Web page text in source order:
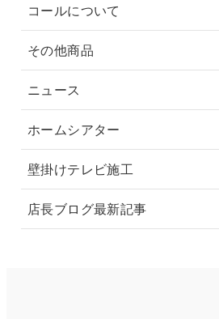
コールについて
その他商品
ニュース
ホームシアター
壁掛けテレビ施工
店長ブログ最新記事